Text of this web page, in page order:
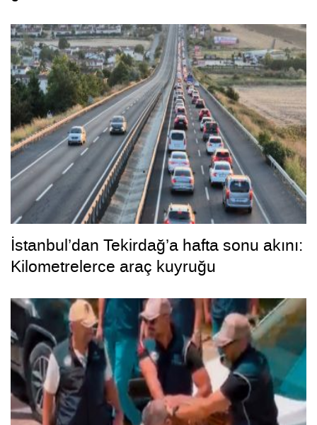
İstanbul’dan Tekirdağ’a hafta sonu akını:
Kilometrelerce araç kuyruğu